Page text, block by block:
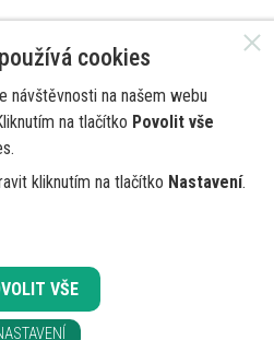
cookies
návštěvnosti na našem webu
na tlačítko Povolit vše
kliknutím na tlačítko Nastavení.
VŠE